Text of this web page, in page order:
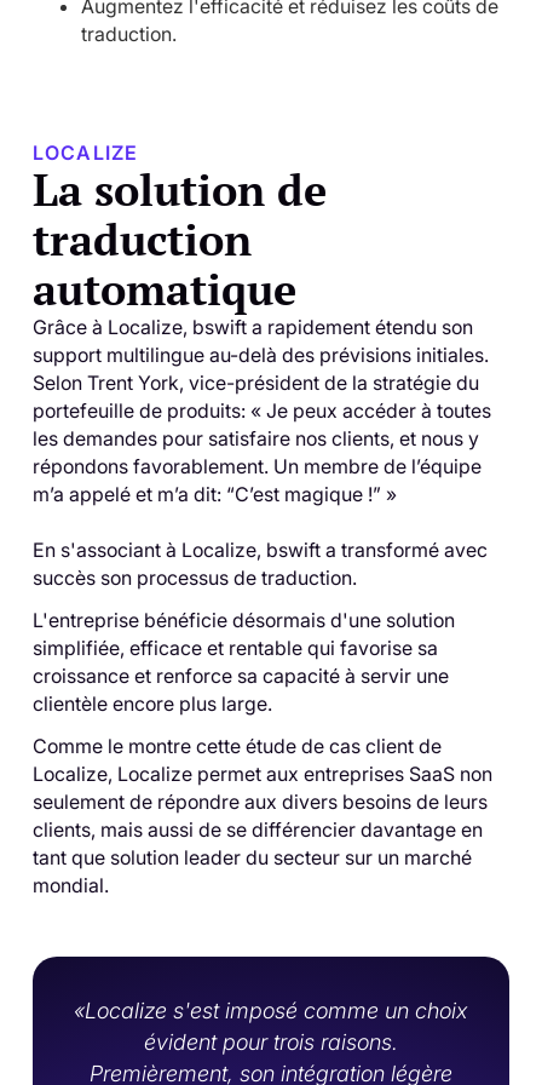
Augmentez l'efficacité et réduisez les coûts de
traduction.
LOCALIZE
La solution de
traduction
automatique
Grâce à Localize, bswift a rapidement étendu son
support multilingue au-delà des prévisions initiales.
Selon Trent York, vice-président de la stratégie du
portefeuille de produits: « Je peux accéder à toutes
les demandes pour satisfaire nos clients, et nous y
répondons favorablement. Un membre de l’équipe
m’a appelé et m’a dit: “C’est magique !” »
En s'associant à Localize, bswift a transformé avec
succès son processus de traduction.
L'entreprise bénéficie désormais d'une solution
simplifiée, efficace et rentable qui favorise sa
croissance et renforce sa capacité à servir une
clientèle encore plus large.
Comme le montre cette étude de cas client de
Localize, Localize permet aux entreprises SaaS non
seulement de répondre aux divers besoins de leurs
clients, mais aussi de se différencier davantage en
tant que solution leader du secteur sur un marché
mondial.
«Localize s'est imposé comme un choix
évident pour trois raisons.
Premièrement, son intégration légère